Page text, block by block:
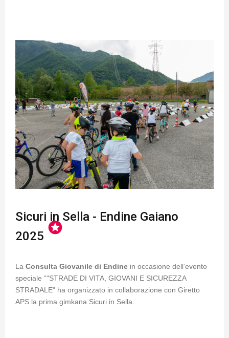
Sicuri in Sella - Endine Gaiano
2025
stars
La Consulta Giovanile di Endine in occasione dell’evento
speciale “"STRADE DI VITA, GIOVANI E SICUREZZA
STRADALE" ha organizzato in collaborazione con Giretto
APS la prima gimkana Sicuri in Sella.